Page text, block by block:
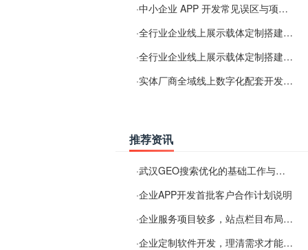
·中小企业 APP 开发常见误区与项目规划实用经验
·全行业企业线上展示载体定制搭建服务
·全行业企业线上展示载体定制搭建服务
·实体厂商全域线上数字化配套开发与地域检索优化服务
推荐资讯
·武汉GEO搜索优化的基础工作与实施思路
·企业APP开发首批客户合作计划说明
·企业服务项目较多，站点栏目布局规划参考思路
·企业定制软件开发，理清需求才能提升数字化落地效率